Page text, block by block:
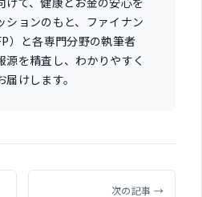
ションのもと、ファイナン
）と各専門分野の執筆者
を精査し、わかりやすく
けします。
次の記事 →